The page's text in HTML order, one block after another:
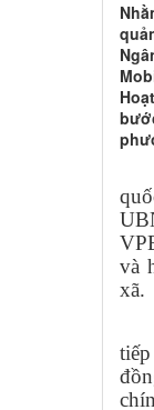
và
xã.